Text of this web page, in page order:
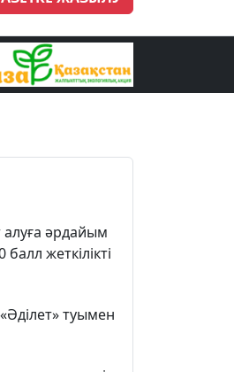
алуға әрдайым
жеткілікті
туымен